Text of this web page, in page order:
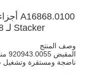
Stacker لـ Dru450-62s5 Dcu80-45E8
وصف المنتج
ناضجة ومستقرة